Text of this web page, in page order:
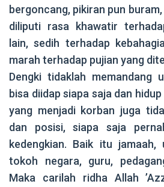
bergoncang, pikiran pun
diliputi rasa khawatir
lain, sedih terhadap
marah terhadap pujian yang
Dengki tidaklah memandang
bisa diidap siapa saja dan
yang menjadi korban juga
dan posisi, siapa saja
kedengkian. Baik itu jamaah,
tokoh negara, guru,
Maka carilah ridha Allah